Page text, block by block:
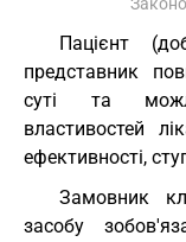
Пацієнт
представник
суті та
властивостей
ефективності,
Замовник
засобу